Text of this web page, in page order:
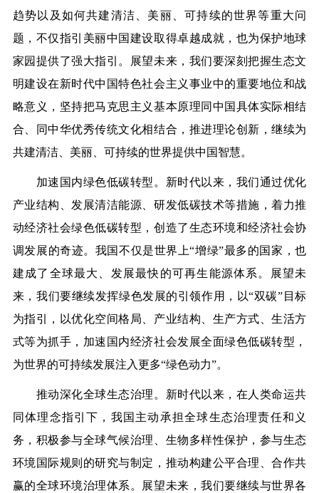
趋势以及如何共建清洁、美丽、可持续的世界等重大问
题，不仅指引美丽中国建设取得卓越成就，也为保护地球
家园提供了强大指引。展望未来，我们要深刻把握生态文
明建设在新时代中国特色社会主义事业中的重要地位和战
略意义，坚持把马克思主义基本原理同中国具体实际相结
合、同中华优秀传统文化相结合，推进理论创新，继续为
共建清洁、美丽、可持续的世界提供中国智慧。
加速国内绿色低碳转型。新时代以来，我们通过优化
产业结构、发展清洁能源、研发低碳技术等措施，着力推
动经济社会绿色低碳转型，创造了生态环境和经济社会协
调发展的奇迹。我国不仅是世界上“增绿”最多的国家，也
建成了全球最大、发展最快的可再生能源体系。展望未
来，我们要继续发挥绿色发展的引领作用，以“双碳”目标
为指引，以优化空间格局、产业结构、生产方式、生活方
式等为抓手，加速国内经济社会发展全面绿色低碳转型，
为世界的可持续发展注入更多“绿色动力”。
推动深化全球生态治理。新时代以来，在人类命运共
同体理念指引下，我国主动承担全球生态治理责任和义
务，积极参与全球气候治理、生物多样性保护，参与生态
环境国际规则的研究与制定，推动构建公平合理、合作共
赢的全球环境治理体系。展望未来，我们要继续与世界各